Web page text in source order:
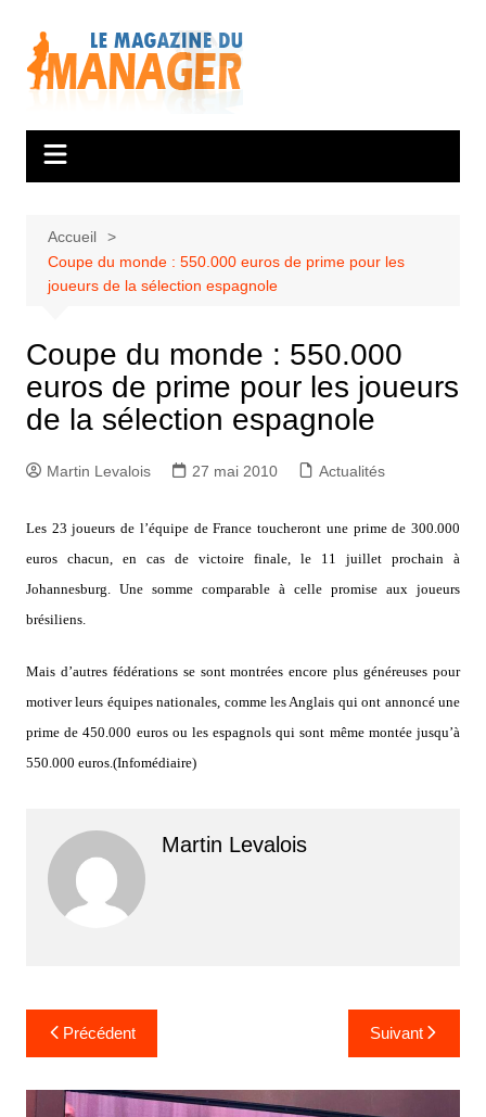
contenu
Accueil
Coupe du monde : 550.000 euros de prime pour les
joueurs de la sélection espagnole
Coupe du monde : 550.000
euros de prime pour les joueurs
de la sélection espagnole
Martin Levalois 27 mai 2010 Actualités
Les 23 joueurs de l’équipe de France toucheront une prime de 300.000
euros chacun, en cas de victoire finale, le 11 juillet prochain à
Johannesburg. Une somme comparable à celle promise aux joueurs
brésiliens.
Mais d’autres fédérations se sont montrées encore plus généreuses pour
motiver leurs équipes nationales, comme les Anglais qui ont annoncé une
prime de 450.000 euros ou les espagnols qui sont même montée jusqu’à
550.000 euros.(Infomédiaire)
Martin Levalois
Navigation
de
l’article
Précédent Suivant